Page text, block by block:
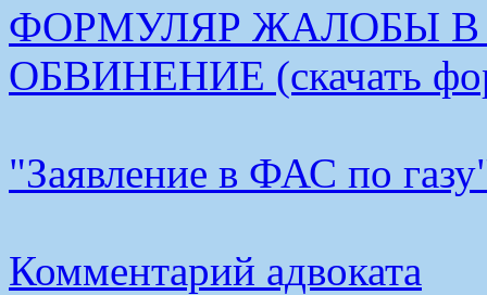
ФОРМУЛЯР ЖАЛОБЫ
ОБВИНЕНИЕ (скачать
"Заявление в ФАС по
Комментарий адвоката